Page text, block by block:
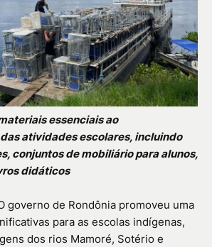
essenciais ao
atividades escolares, incluindo
conjuntos de mobiliário para alunos,
didáticos
governo de Rondônia promoveu uma
para as escolas indígenas,
dos rios Mamoré, Sotério e